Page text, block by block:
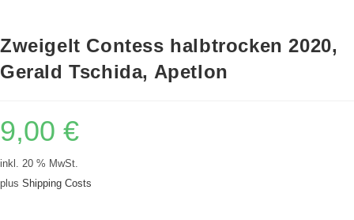
Zweigelt Contess halbtrocken 2020,
Gerald Tschida, Apetlon
9,00 €
inkl. 20 % MwSt.
plus Shipping Costs